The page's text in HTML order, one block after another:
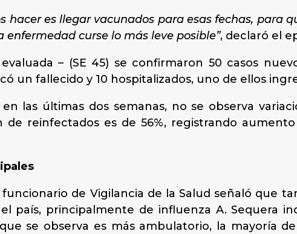
hacer es llegar vacunados para esas fechas, para
enfermedad curse lo más leve posible”, declaró el
– (SE 45) se confirmaron 50 casos
un fallecido y 10 hospitalizados, uno de ellos
las últimas dos semanas, no se observa
de reinfectados es de 56%, registrando
de Vigilancia de la Salud señaló que
país, principalmente de influenza A. Sequera
se observa es más ambulatorio, la mayoría